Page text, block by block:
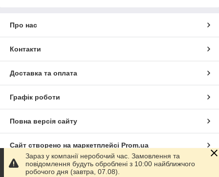
Про нас
Контакти
Доставка та оплата
Графік роботи
Повна версія сайту
Сайт створено на маркетплейсі Prom.ua
Політика конфіденційності
Зараз у компанії неробочий час. Замовлення та
повідомлення будуть оброблені з 10:00 найближчого
робочого дня (завтра, 07.08).